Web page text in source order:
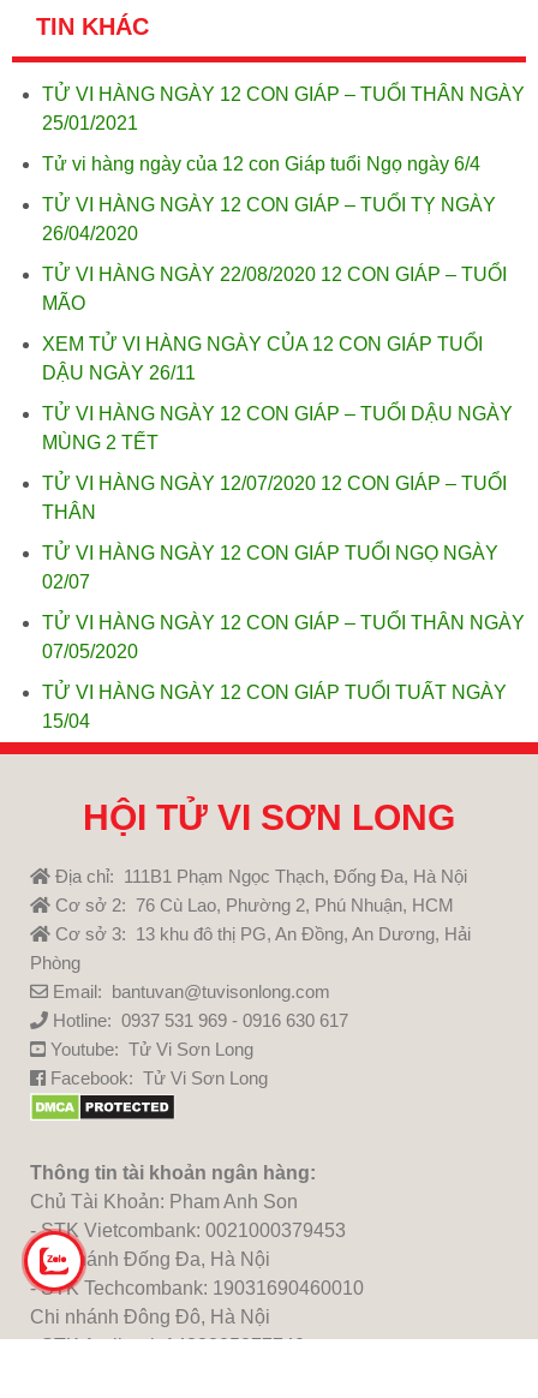
TIN KHÁC
TỬ VI HÀNG NGÀY 12 CON GIÁP – TUỔI THÂN NGÀY
25/01/2021
Tử vi hàng ngày của 12 con Giáp tuổi Ngọ ngày 6/4
TỬ VI HÀNG NGÀY 12 CON GIÁP – TUỔI TỴ NGÀY
26/04/2020
TỬ VI HÀNG NGÀY 22/08/2020 12 CON GIÁP – TUỔI
MÃO
XEM TỬ VI HÀNG NGÀY CỦA 12 CON GIÁP TUỔI
DẬU NGÀY 26/11
TỬ VI HÀNG NGÀY 12 CON GIÁP – TUỔI DẬU NGÀY
MÙNG 2 TẾT
TỬ VI HÀNG NGÀY 12/07/2020 12 CON GIÁP – TUỔI
THÂN
TỬ VI HÀNG NGÀY 12 CON GIÁP TUỔI NGỌ NGÀY
02/07
TỬ VI HÀNG NGÀY 12 CON GIÁP – TUỔI THÂN NGÀY
07/05/2020
TỬ VI HÀNG NGÀY 12 CON GIÁP TUỔI TUẤT NGÀY
15/04
HỘI TỬ VI SƠN LONG
Địa chỉ: 111B1 Phạm Ngọc Thạch, Đống Đa, Hà Nội
Cơ sở 2: 76 Cù Lao, Phường 2, Phú Nhuận, HCM
Cơ sở 3: 13 khu đô thị PG, An Đồng, An Dương, Hải
Phòng
Email: bantuvan@tuvisonlong.com
Hotline: 0937 531 969 - 0916 630 617
Youtube: Tử Vi Sơn Long
Facebook: Tử Vi Sơn Long
Thông tin tài khoản ngân hàng:
Chủ Tài Khoản: Pham Anh Son
- STK Vietcombank: 0021000379453
Chi nhánh Đống Đa, Hà Nội
- STK Techcombank: 19031690460010
Chi nhánh Đông Đô, Hà Nội
- STK Agribank:1483205277740